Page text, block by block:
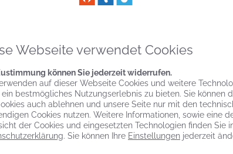
COSMO Wien Design-Badheizkörper 175,4 x 50 cm,
VIGOUR derby Papierhalter mit Deckel,
Webseite verwendet Cookies
können Sie jederzeit widerrufen.
auf dieser Webseite Cookies und weitere
ein bestmögliches Nutzungserlebnis zu bieten. Sie können
auch ablehnen und unsere Seite nur mit den
Cookies nutzen. Weitere Informationen, sowie eine
der Cookies und eingesetzten Technologien finden Sie
. Sie können Ihre Einstellungen jederzeit